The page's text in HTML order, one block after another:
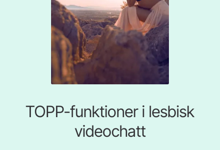
TOPP-funktioner i lesbisk
videochatt